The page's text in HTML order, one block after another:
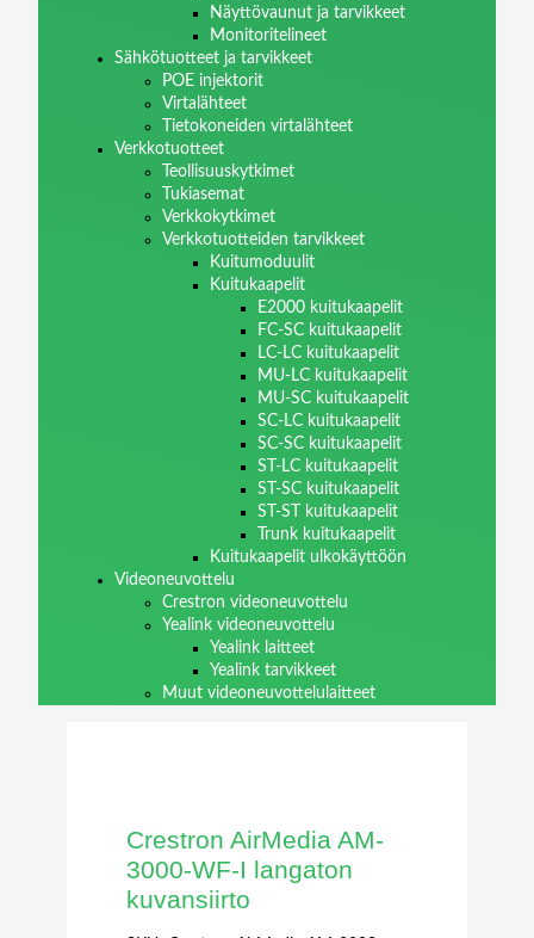
Näyttövaunut ja tarvikkeet
Monitoritelineet
Sähkötuotteet ja tarvikkeet
POE injektorit
Virtalähteet
Tietokoneiden virtalähteet
Verkkotuotteet
Teollisuuskytkimet
Tukiasemat
Verkkokytkimet
Verkkotuotteiden tarvikkeet
Kuitumoduulit
Kuitukaapelit
E2000 kuitukaapelit
FC-SC kuitukaapelit
LC-LC kuitukaapelit
MU-LC kuitukaapelit
MU-SC kuitukaapelit
SC-LC kuitukaapelit
SC-SC kuitukaapelit
ST-LC kuitukaapelit
ST-SC kuitukaapelit
ST-ST kuitukaapelit
Trunk kuitukaapelit
Kuitukaapelit ulkokäyttöön
Videoneuvottelu
Crestron videoneuvottelu
Yealink videoneuvottelu
Yealink laitteet
Yealink tarvikkeet
Muut videoneuvottelulaitteet
Crestron AirMedia AM-
3000-WF-I langaton
kuvansiirto